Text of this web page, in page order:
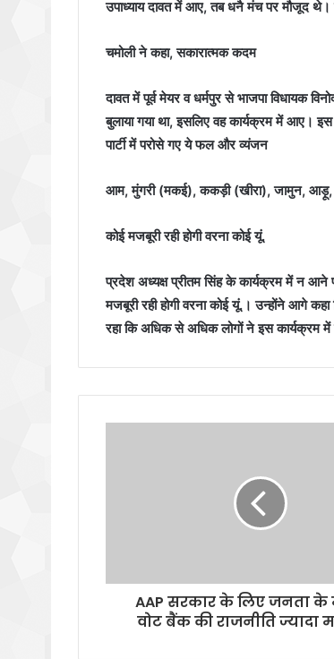
उपाध्याय दावत में आए, तब धनै मंच पर मौजूद
चमोली ने कहा, सकारात्मक कदम
दावत में पूर्व मेयर व धर्मपुर से भाजपा विधायक
बुलाया गया था, इसलिए वह कार्यक्रम में आए।
पार्टी में परोसे गए ये फल और व्यंजन
आम, मुंगरी (मकई), ककड़ी (खीरा), जामुन, आड़ू,
कोई मजबूरी रही होगी वरना कोई यूं.
प्रदेश अध्यक्ष प्रीतम सिंह के कार्यक्रम में न आने
मजबूरी रही होगी वरना कोई यूं.। उन्होंने आगे
रहा कि अधिक से अधिक लोगों ने इस कार्यक्रम
AAP सरकार के लिए जनता के
वोट बैंक की राजनीति ज्यादा